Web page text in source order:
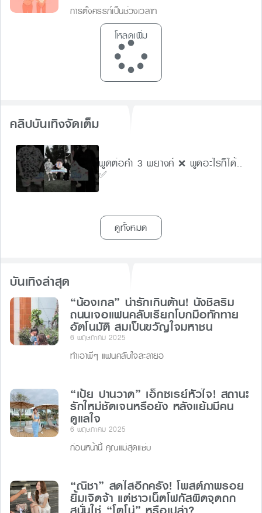
การตั้งครรภ์เป็นช่วงเวลาท
โหลดเพิ่ม
คลิปบันเทิงจัดเต็ม
พูดต่อคำ 3 พยางค์ ❌ พูดอะไรก็ได้..
✅
ดูทั้งหมด
บันเทิงล่าสุด
“น้องเกล” น่ารักเกินต้าน! นั่งชิลริม
ถนนเจอแฟนคลับเรียกโบกมือทักทาย
อัตโนมัติ สมเป็นขวัญใจมหาชน
6 พฤษภาคม 2025
ทำเอาพี่ๆ แฟนคลับใจละลายอ
“เป้ย ปานวาด” เอ็กซเรย์หัวใจ! สถานะ
รักใหม่ชัดเจนหรือยัง หลังแย้มมีคน
ดูแลใจ
6 พฤษภาคม 2025
ก่อนหน้านี้ คุณแม่สุดแซ่บ
“ณิชา” สดใสอีกครั้ง! โพสต์ภาพรอย
ยิ้มเจิดจ้า แต่ชาวเน็ตโฟกัสผิดจุดถก